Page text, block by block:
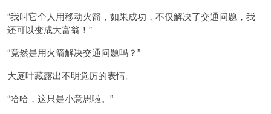
“我叫它个人用移动火箭，如果成功，不仅解决了交通问题，我
还可以变成大富翁！”
“竟然是用火箭解决交通问题吗？”
大庭叶藏露出不明觉厉的表情。
“哈哈，这只是小意思啦。”